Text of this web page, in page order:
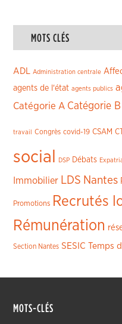
MOTS CLÉS
ADL Administration centrale
agents de l'état agents publics
Catégorie A Catégorie B
travail Congrès covid-19 CSAM
social
DSP Débats
Immobilier LDS Nantes
Promotions Recrutés
Rémunération
Section Nantes SESIC Temps
MOTS-CLÉS